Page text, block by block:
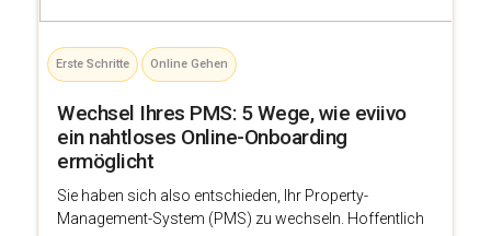
Erste Schritte Online Gehen
Wechsel Ihres PMS: 5 Wege, wie eviivo
ein nahtloses Online-Onboarding
ermöglicht
Sie haben sich also entschieden, Ihr Property-
Management-System (PMS) zu wechseln. Hoffentlich